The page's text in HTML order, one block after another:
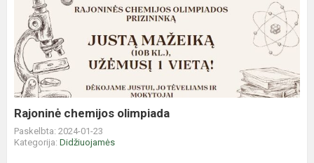
chemijos
olimpiada
Rajoninė chemijos olimpiada
Paskelbta: 2024-01-23
Kategorija: Didžiuojamės